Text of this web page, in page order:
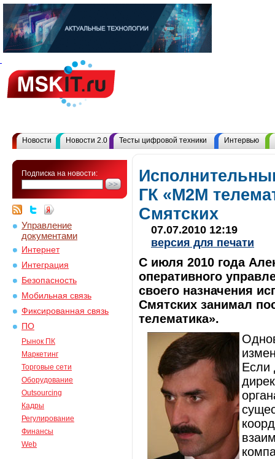
Новости Новости 2.0 Тесты цифровой техники Интервью
Подписка на новости:
Управление
документами
Интернет
Интеграция
Безопасность
Мобильная связь
Фиксированная связь
ПО
Рынок ПК
Маркетинг
Торговые сети
Оборудование
Outsourcing
Кадры
Регулирование
Финансы
Web
ГК «М2М
Смятских
07.07.2010 12:19
версия для печати
С июля 2010 года
оперативного
своего назначения
Смятских занимал
телематика».
Если